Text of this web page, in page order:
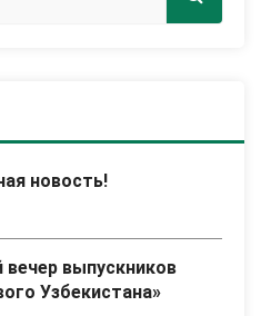
новость!
выпускников
Узбекистана»